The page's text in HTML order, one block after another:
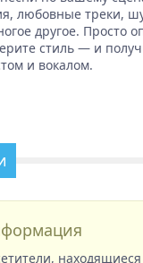
любовные треки,
другое. Просто
стиль — и
и вокалом.